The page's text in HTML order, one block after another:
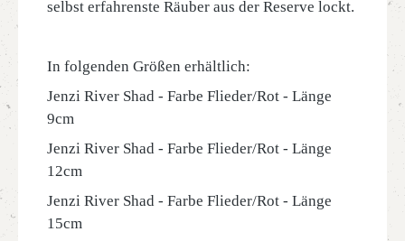
selbst erfahrenste Räuber aus der Reserve lockt.
In folgenden Größen erhältlich:
Jenzi River Shad - Farbe Flieder/Rot - Länge
9cm
Jenzi River Shad - Farbe Flieder/Rot - Länge
12cm
Jenzi River Shad - Farbe Flieder/Rot - Länge
15cm